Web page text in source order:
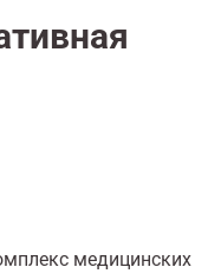
медицинских